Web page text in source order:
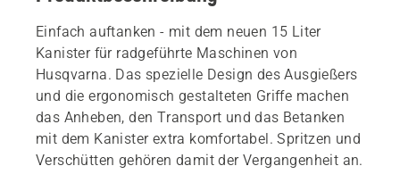
Einfach auftanken - mit dem neuen 15 Liter
Kanister für radgeführte Maschinen von
Husqvarna. Das spezielle Design des Ausgießers
und die ergonomisch gestalteten Griffe machen
das Anheben, den Transport und das Betanken
mit dem Kanister extra komfortabel. Spritzen und
Verschütten gehören damit der Vergangenheit an.